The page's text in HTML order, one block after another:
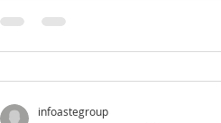
infoastegroup